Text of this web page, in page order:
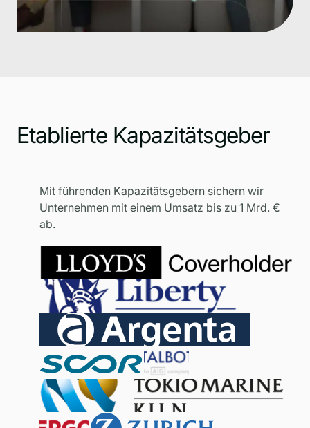
Etablierte Kapazitätsgeber
Mit führenden Kapazitätsgebern sichern wir
Unternehmen mit einem Umsatz bis zu 1 Mrd. €
ab.